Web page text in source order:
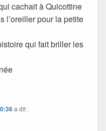
cachait à Quicottine
l’oreiller pour la petite
qui fait briller les
a dit :